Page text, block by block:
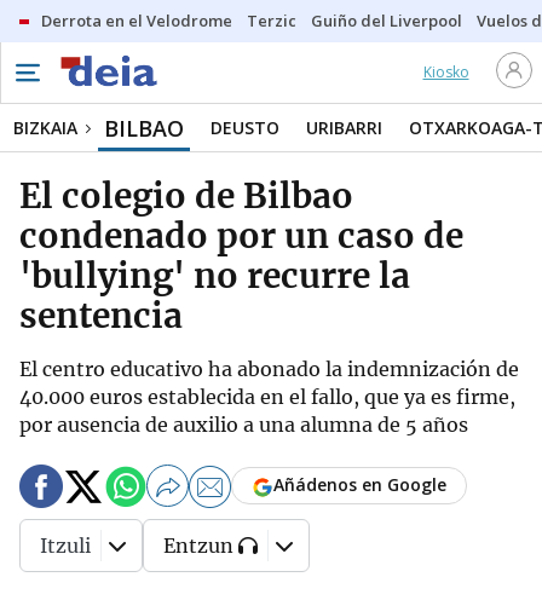
Derrota en el Velodrome Terzic Guiño del Liverpool Vuelos
Kiosko
BIZKAIA BILBAO DEUSTO URIBARRI OTXARKOAGA-
El colegio de Bilbao
condenado por un caso de
'bullying' no recurre la
sentencia
El centro educativo ha abonado la indemnización de
40.000 euros establecida en el fallo, que ya es firme,
por ausencia de auxilio a una alumna de 5 años
Añádenos en Google
Itzuli Entzun